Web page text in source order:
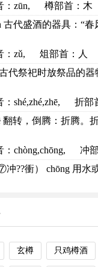
：zūn, 樽部首 ：木
樽的笔顺
古代盛酒的器具：“春
：zǔ, 俎部首 ：人
顺代祭祀时放祭品的器
：shé,zhé,zhē, 折部
折的笔顺
翻转，倒腾：折腾。
：chòng,chōng, 冲
冲的笔顺
冲??衝） chōng 用水
玄樽 只鸡樽酒